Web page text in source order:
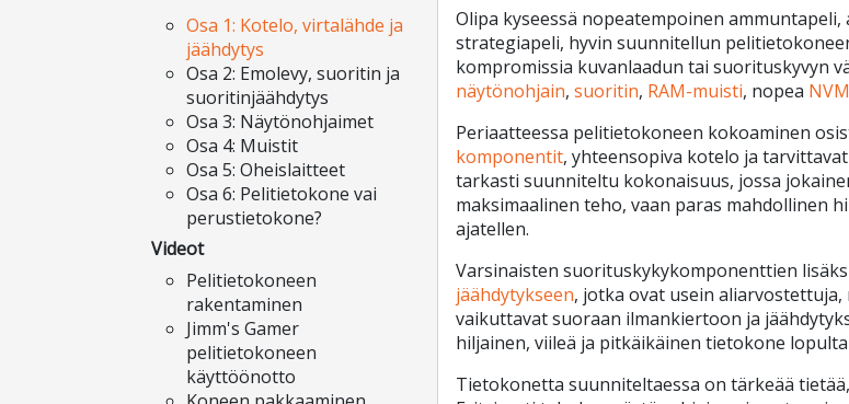
Osa 1: Kotelo, virtalähde ja
jäähdytys
Osa 2: Emolevy, suoritin ja
suoritinjäähdytys
Osa 3: Näytönohjaimet
Osa 4: Muistit
Osa 5: Oheislaitteet
Osa 6: Pelitietokone vai
perustietokone?
Videot
Pelitietokoneen
rakentaminen
Jimm's Gamer
pelitietokoneen
käyttöönotto
Olipa kyseessä nopeatempoinen
strategiapeli, hyvin suunnitellun
kompromissia kuvanlaadun tai suorituskyvyn
näytönohjain, suoritin, RAM-muisti, nopea
Periaatteessa pelitietokoneen kokoaminen
komponentit, yhteensopiva kotelo ja tarvittavat
tarkasti suunniteltu kokonaisuus, jossa
maksimaalinen teho, vaan paras mahdollinen
ajatellen.
Varsinaisten suorituskykykomponenttien
jäähdytykseen, jotka ovat usein
vaikuttavat suoraan ilmankiertoon ja
hiljainen, viileä ja pitkäikäinen tietokone
Tietokonetta suunniteltaessa on tärkeää